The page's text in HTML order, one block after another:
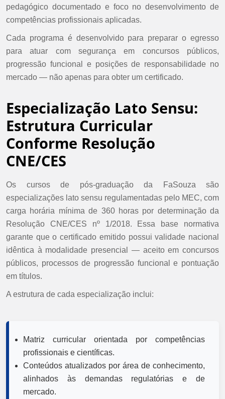
pedagógico documentado e foco no desenvolvimento de
competências profissionais aplicadas.
Cada programa é desenvolvido para preparar o egresso
para atuar com segurança em concursos públicos,
progressão funcional e posições de responsabilidade no
mercado — não apenas para obter um certificado.
Especialização Lato Sensu:
Estrutura Curricular
Conforme Resolução
CNE/CES
Os cursos de pós-graduação da FaSouza são
especializações lato sensu regulamentadas pelo MEC, com
carga horária mínima de 360 horas por determinação da
Resolução CNE/CES nº 1/2018. Essa base normativa
garante que o certificado emitido possui validade nacional
idêntica à modalidade presencial — aceito em concursos
públicos, processos de progressão funcional e pontuação
em títulos.
A estrutura de cada especialização inclui:
Matriz curricular orientada por competências
profissionais e científicas.
Conteúdos atualizados por área de conhecimento,
alinhados às demandas regulatórias e de
mercado.